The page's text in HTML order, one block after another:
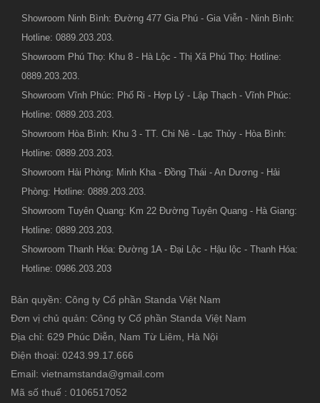
Showroom Ninh Bình: Đường 477 Gia Phú - Gia Viễn - Ninh Bình:
Hotline: 0889.203.203.
Showroom Phú Thọ: Khu 8 - Hà Lộc - Thị Xã Phú Thọ: Hotline:
0889.203.203.
Showroom Vĩnh Phúc: Phố Ri - Hợp Lý - Lập Thạch - Vĩnh Phúc:
Hotline: 0889.203.203.
Showroom Hòa Bình: Khu 3 - TT. Chi Nê - Lạc Thủy - Hòa Bình:
Hotline: 0889.203.203.
Showroom Hải Phòng: Minh Kha - Đồng Thái - An Dương - Hải
Phòng: Hotline: 0889.203.203.
Showroom Tuyên Quang: Km 22 Đường Tuyên Quang - Hà Giang:
Hotline: 0889.203.203.
Showroom Thanh Hóa: Đường 1A - Đại Lộc - Hậu lộc - Thanh Hóa:
Hotline: 0986.203.203
Bản quyền: Công ty Cổ phần Standa Việt Nam
Đơn vị chủ quản: Công ty Cổ phần Standa Việt Nam
Địa chỉ: 629 Phúc Diễn, Nam Từ Liêm, Hà Nội
Điện thoại: 0243.99.17.666
Email: vietnamstanda@gmail.com
Mã số thuế : 0106517052